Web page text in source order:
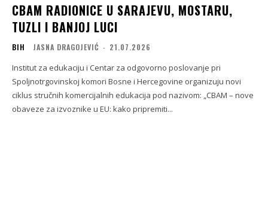
CBAM RADIONICE U SARAJEVU, MOSTARU,
TUZLI I BANJOJ LUCI
BIH JASNA DRAGOJEVIĆ - 21.07.2026
Institut za edukaciju i Centar za odgovorno poslovanje pri
Spoljnotrgovinskoj komori Bosne i Hercegovine organizuju novi
ciklus stručnih komercijalnih edukacija pod nazivom: „CBAM – nove
obaveze za izvoznike u EU: kako pripremiti...